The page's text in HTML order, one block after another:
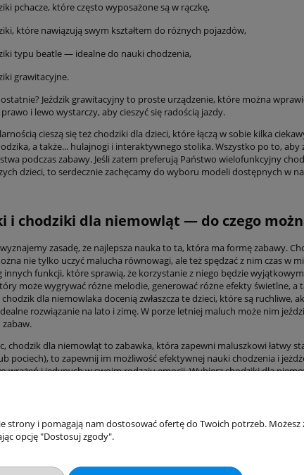
pchacze, które często wyposażone są w rączkę,
które nawiązują swym kształtem do różnych pojazdów,
typu beatle — idealne do nauki chodzenia,
grawitacyjne.
Jeździk grawitacyjny to proste urządzenie, które można
i lewo wystarczy, aby cieszyć się radością jazdy.
cieszą się też chodziki dla dzieci, które łączą w sobie kilka
a także... hulajnogi i interaktywnego stolika. Wszystko po to, aby
podczas zabawy. Jeśli zatem preferują Państwo wielofunkcyjny
dzieci, to serdecznie zachęcamy do wyboru modeli dostępnych w
i chodziki dla niemowląt — do czego
zasadę, że najlepsza nauka to ta, która ma formę zabawy.
nie tylko uczyć malucha równowagi, ale też spędzać z nim czas w
innych funkcji, które sprawią, że korzystanie z niego będzie
może wygrywać różne melodie, generować różne efekty świetlne, a
dla niemowlaka docenią zwłaszcza te dzieci, które są ruchliwe,
rozwiązanie na lato i zimę. W porze letniej maluch może nim
chodzik dla niemowląt to zabawka, która zapewni maluszkowi łatwy
pociech), to zapewnij im możliwość efektywnej nauki chodzenia i
wrażeń i jedynych w swoim rodzaju emocji. Wybierz chodziki dla
Moje konto
Ustawienia konta
strony i pomagają nam dostosować ofertę do Twoich potrzeb.
opcję "Dostosuj zgody".